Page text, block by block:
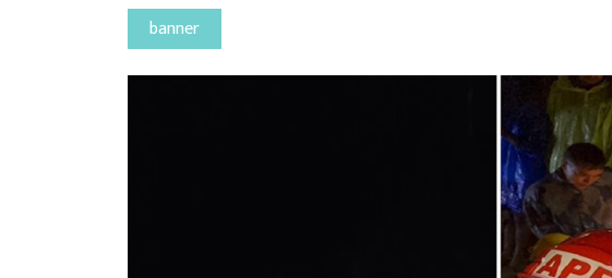
banner